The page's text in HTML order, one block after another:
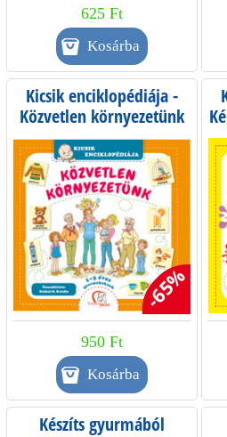
625 Ft
Kicsik enciklopédiája -
Közvetlen környezetünk
-65%
950 Ft
Készíts gyurmából